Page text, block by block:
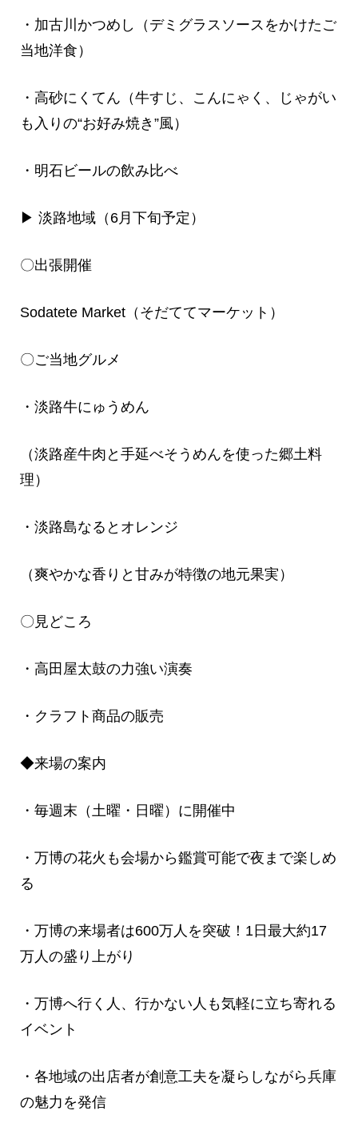
・加古川かつめし（デミグラスソースをかけたご
当地洋食）
・高砂にくてん（牛すじ、こんにゃく、じゃがい
も入りの“お好み焼き”風）
・明石ビールの飲み比べ
▶ 淡路地域（6月下旬予定）
〇出張開催
Sodatete Market（そだててマーケット）
〇ご当地グルメ
・淡路牛にゅうめん
（淡路産牛肉と手延べそうめんを使った郷土料
理）
・淡路島なるとオレンジ
（爽やかな香りと甘みが特徴の地元果実）
〇見どころ
・高田屋太鼓の力強い演奏
・クラフト商品の販売
◆来場の案内
・毎週末（土曜・日曜）に開催中
・万博の花火も会場から鑑賞可能で夜まで楽しめ
る
・万博の来場者は600万人を突破！1日最大約17
万人の盛り上がり
・万博へ行く人、行かない人も気軽に立ち寄れる
イベント
・各地域の出店者が創意工夫を凝らしながら兵庫
の魅力を発信